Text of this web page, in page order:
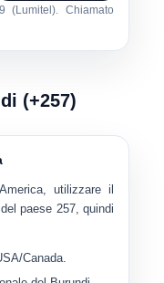
(Lumitel). Chiamato
(+257)
utilizzare il
paese 257, quindi
Canada.